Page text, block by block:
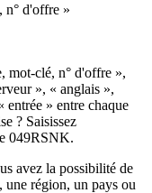
n° d'offre »
mot-clé, n° d'offre »,
», « anglais »,
entrée » entre chaque
? Saisissez
049RSNK.
avez la possibilité de
une région, un pays ou